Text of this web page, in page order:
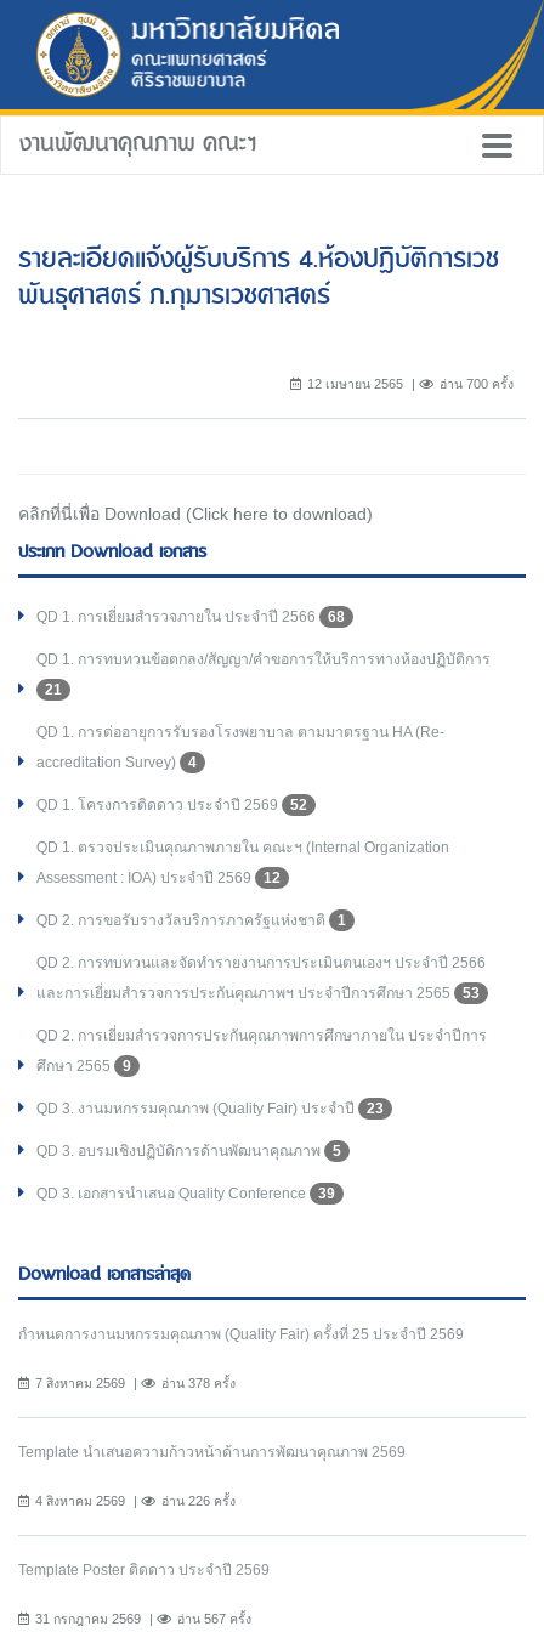
งานพัฒนาคุณภาพ คณะฯ
รายละเอียดแจ้งผู้รับบริการ 4.ห้องปฏิบัติการเวช
พันธุศาสตร์ ภ.กุมารเวชศาสตร์
12 เมษายน 2565 อ่าน 700 ครั้ง
คลิกที่นี่เพื่อ Download (Click here to download)
ประเภท Download เอกสาร
QD 1. การเยี่ยมสำรวจภายใน ประจำปี 2566 68
QD 1. การทบทวนข้อตกลง/สัญญา/คำขอการให้บริการทางห้องปฏิบัติการ
21
QD 1. การต่ออายุการรับรองโรงพยาบาล ตามมาตรฐาน HA (Re-
accreditation Survey)
4
QD 1. โครงการติดดาว ประจำปี 2569 52
QD 1. ตรวจประเมินคุณภาพภายใน คณะฯ (Internal Organization
Assessment : IOA) ประจำปี 2569
12
QD 2. การขอรับรางวัลบริการภาครัฐแห่งชาติ 1
QD 2. การทบทวนและจัดทำรายงานการประเมินตนเองฯ ประจำปี 2566
และการเยี่ยมสำรวจการประกันคุณภาพฯ ประจำปีการศึกษา 2565
53
QD 2. การเยี่ยมสำรวจการประกันคุณภาพการศึกษาภายใน ประจำปีการ
ศึกษา 2565
9
QD 3. งานมหกรรมคุณภาพ (Quality Fair) ประจำปี 23
QD 3. อบรมเชิงปฏิบัติการด้านพัฒนาคุณภาพ 5
QD 3. เอกสารนำเสนอ Quality Conference 39
Download เอกสารล่าสุด
กำหนดการงานมหกรรมคุณภาพ (Quality Fair) ครั้งที่ 25 ประจำปี 2569
7 สิงหาคม 2569 อ่าน 378 ครั้ง
Template นำเสนอความก้าวหน้าด้านการพัฒนาคุณภาพ 2569
4 สิงหาคม 2569 อ่าน 226 ครั้ง
Template Poster ติดดาว ประจำปี 2569
31 กรกฎาคม 2569 อ่าน 567 ครั้ง